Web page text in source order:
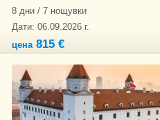
8 дни / 7 нощувки
Дати: 06.09.2026 г.
цена815 €